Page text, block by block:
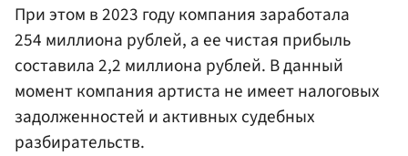
При этом в 2023 году компания заработала
254 миллиона рублей, а ее чистая прибыль
составила 2,2 миллиона рублей. В данный
момент компания артиста не имеет налоговых
задолженностей и активных судебных
разбирательств.